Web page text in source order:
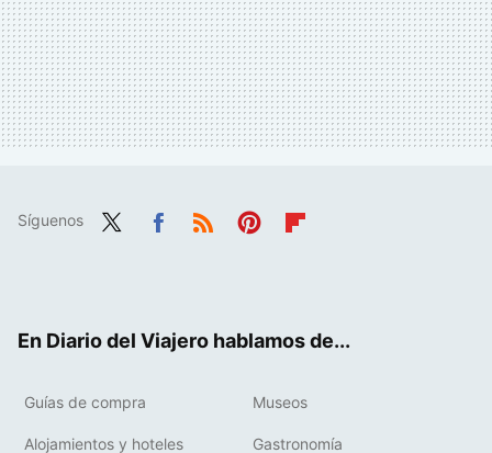
Síguenos
En Diario del Viajero hablamos de...
Guías de compra Museos
Alojamientos y hoteles Gastronomía